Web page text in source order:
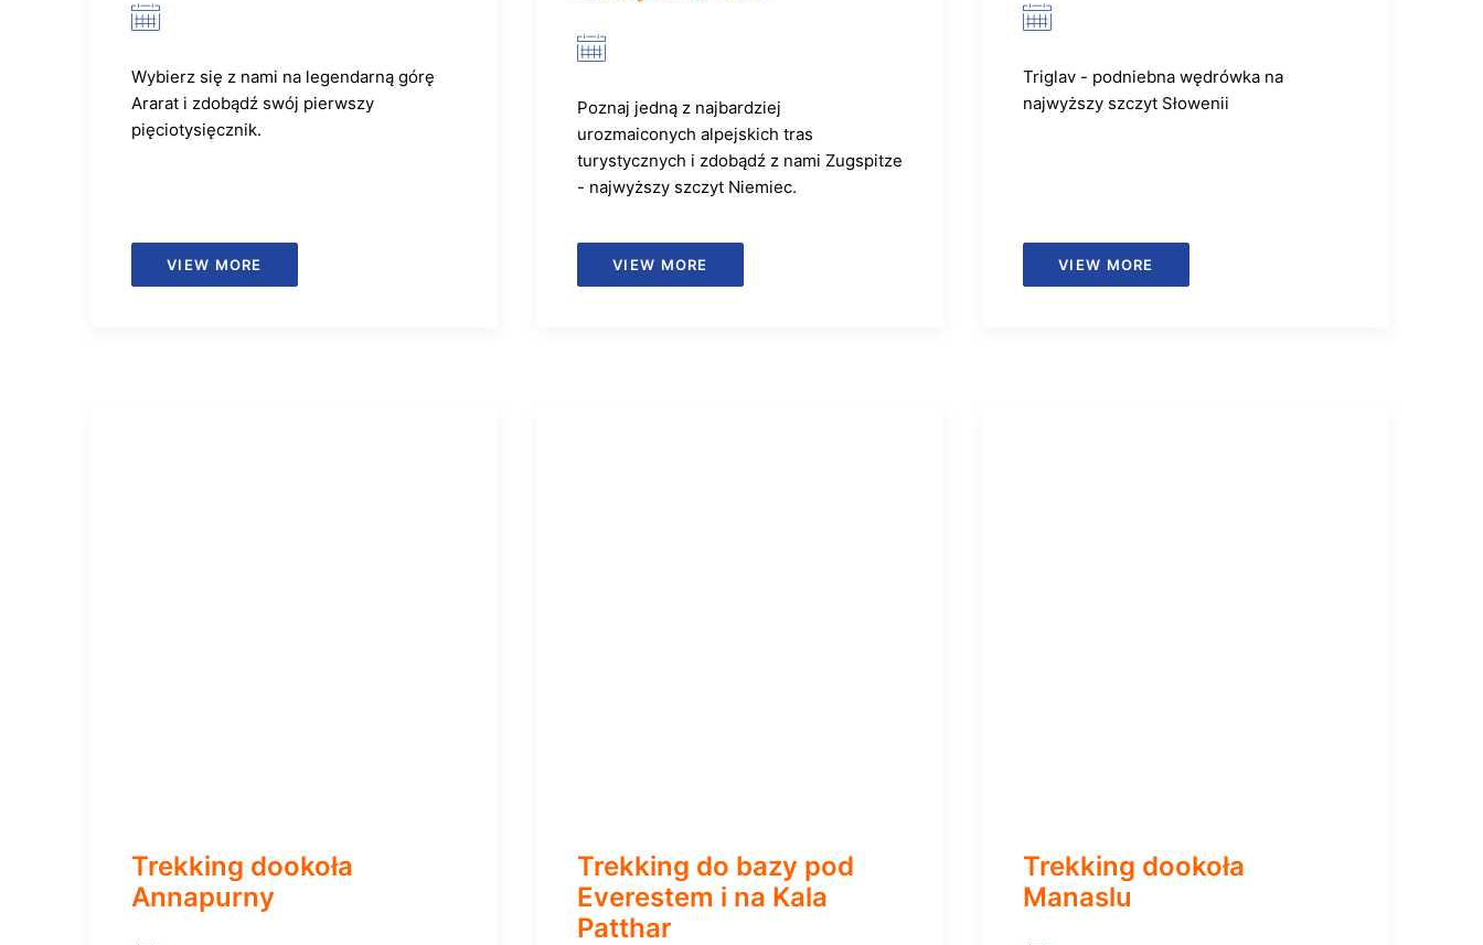
Wybierz się z nami na legendarną górę
Ararat i zdobądź swój pierwszy
pięciotysięcznik.
VIEW MORE
Poznaj jedną z najbardziej
urozmaiconych alpejskich tras
turystycznych i zdobądź z nami Zugspitze
- najwyższy szczyt Niemiec.
VIEW MORE
Triglav - podniebna wędrówka na
najwyższy szczyt Słowenii
VIEW MORE
Trekking dookoła
Annapurny
Trekking do bazy pod
Everestem i na Kala
Patthar
Trekking dookoła
Manaslu